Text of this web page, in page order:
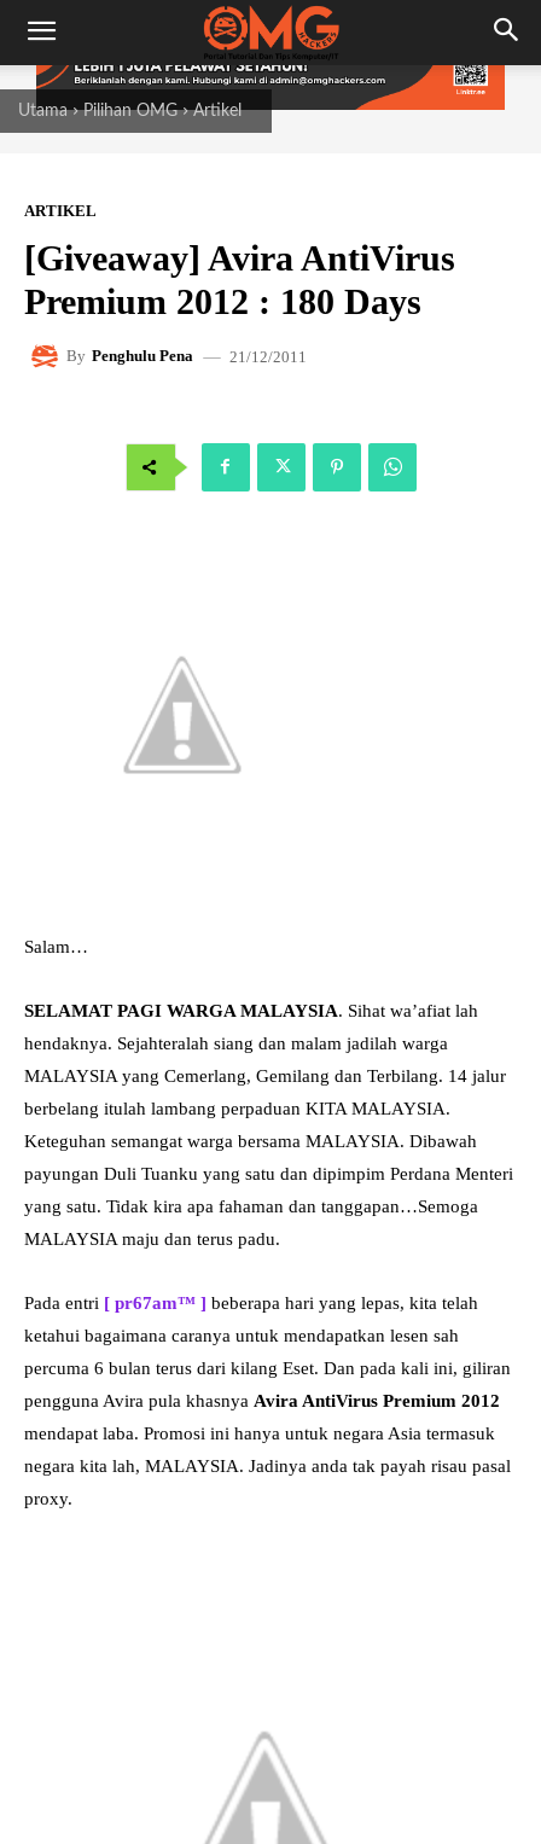
Utama Pilihan OMG Artikel
ARTIKEL
[Giveaway] Avira AntiVirus
Premium 2012 : 180 Days
By Penghulu Pena 21/12/2011
Salam…
SELAMAT PAGI WARGA MALAYSIA. Sihat wa’afiat lah
hendaknya. Sejahteralah siang dan malam jadilah warga
MALAYSIA yang Cemerlang, Gemilang dan Terbilang. 14 jalur
berbelang itulah lambang perpaduan KITA MALAYSIA.
Keteguhan semangat warga bersama MALAYSIA. Dibawah
payungan Duli Tuanku yang satu dan dipimpim Perdana Menteri
yang satu. Tidak kira apa fahaman dan tanggapan…Semoga
MALAYSIA maju dan terus padu.
Pada entri [ pr67am™ ] beberapa hari yang lepas, kita telah
ketahui bagaimana caranya untuk mendapatkan lesen sah
percuma 6 bulan terus dari kilang Eset. Dan pada kali ini, giliran
pengguna Avira pula khasnya Avira AntiVirus Premium 2012
mendapat laba. Promosi ini hanya untuk negara Asia termasuk
negara kita lah, MALAYSIA. Jadinya anda tak payah risau pasal
proxy.